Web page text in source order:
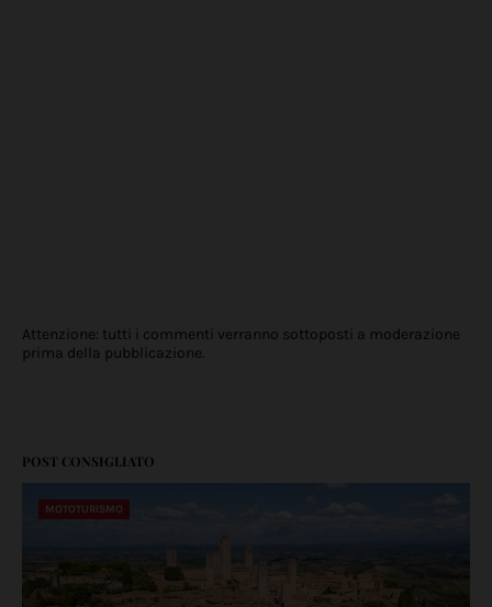
Attenzione: tutti i commenti verranno sottoposti a moderazione
prima della pubblicazione.
POST CONSIGLIATO
MOTOTURISMO